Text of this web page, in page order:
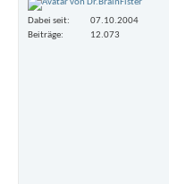
Dabei seit
07.10.2004
Beiträge
12.073